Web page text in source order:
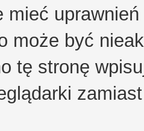
mieć
może być
tę stronę